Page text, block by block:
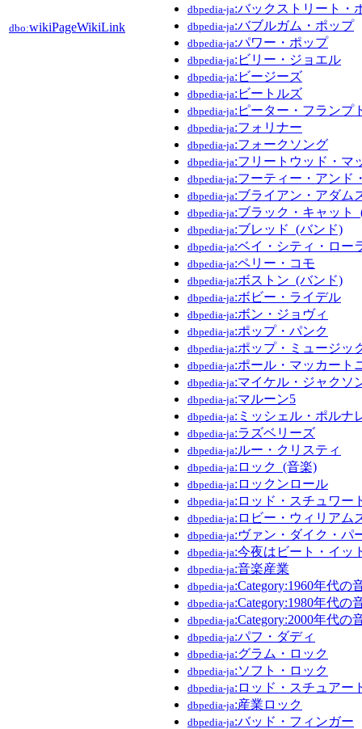
dbo:wikiPageWikiLink
dbpedia-ja:バックストリート・
dbpedia-ja:バブルガム・ポップ
dbpedia-ja:パワー・ポップ
dbpedia-ja:ビリー・ジョエル
dbpedia-ja:ビージーズ
dbpedia-ja:ビートルズ
dbpedia-ja:ピーター・フランプ
dbpedia-ja:フォリナー
dbpedia-ja:フォークソング
dbpedia-ja:フリートウッド・マ
dbpedia-ja:フーティー・アンド
dbpedia-ja:ブライアン・アダム
dbpedia-ja:ブラック・キャット
dbpedia-ja:ブレッド_(バンド)
dbpedia-ja:ベイ・シティ・ロー
dbpedia-ja:ペリー・コモ
dbpedia-ja:ボストン_(バンド)
dbpedia-ja:ボビー・ライデル
dbpedia-ja:ボン・ジョヴィ
dbpedia-ja:ポップ・パンク
dbpedia-ja:ポップ・ミュージッ
dbpedia-ja:ポール・マッカート
dbpedia-ja:マイケル・ジャクソ
dbpedia-ja:マルーン5
dbpedia-ja:ミッシェル・ポルナ
dbpedia-ja:ラズベリーズ
dbpedia-ja:ルー・クリスティ
dbpedia-ja:ロック_(音楽)
dbpedia-ja:ロックンロール
dbpedia-ja:ロッド・スチュワー
dbpedia-ja:ロビー・ウィリアム
dbpedia-ja:ヴァン・ダイク・パ
dbpedia-ja:今夜はビート・イッ
dbpedia-ja:音楽産業
dbpedia-ja:Category:1960年代の
dbpedia-ja:Category:1980年代の
dbpedia-ja:Category:2000年代の
dbpedia-ja:パフ・ダディ
dbpedia-ja:グラム・ロック
dbpedia-ja:ソフト・ロック
dbpedia-ja:ロッド・スチュアー
dbpedia-ja:産業ロック
dbpedia-ja:バッド・フィンガー